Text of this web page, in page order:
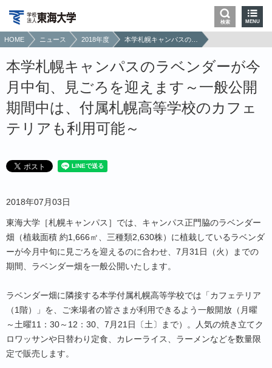
検索 MENU
HOME ニュース 2018年度
本学札幌キャンパスのラベンダーが今
月中旬、見ごろを迎えます～一般公開
期間中は、付属札幌高等学校のカフェ
テリアも利用可能～
2018年07月03日
東海大学［札幌キャンパス］では、キャンパス正門脇のラベンダー
畑（植栽面積 約1,666㎡、三種類2,630株）に植栽しているラベンダ
ーが今月中旬に見ごろを迎えるのに合わせ、7月31日（火）までの
期間、ラベンダー畑を一般公開いたします。
ラベンダー畑に隣接する本学付属札幌高等学校では「カフェテリア
（1階）」を、ご来場者の皆さまが利用できるよう一般開放（月曜
～土曜11：30～12：30、7月21日〔土〕まで）。人気の焼き立てク
ロワッサンや日替わり定食、カレーライス、ラーメンなどを数量限
定で販売します。